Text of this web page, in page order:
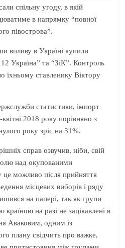
спільну угоду, в якій
в напрямку “повної
півострова”.
впливу в Україні купили
Україна” та “ЗіК”. Контроль
їхньому ставленику Віктору
статистики, імпорт
квітні 2018 року порівняно з
року зріс на 31%.
справ озвучив, ніби, свій
над окупованими
це можливо після прийняття
місцевих виборів і ряду
на папері, так як групи
на разі не зацікавлені в
Аваковим, одним із
плану свідчить про важке,